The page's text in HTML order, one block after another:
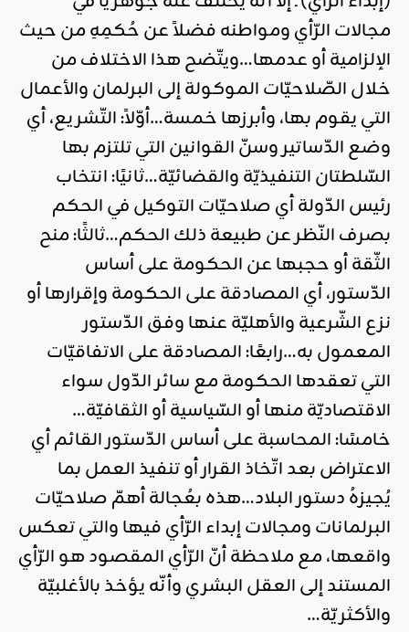
مجالات الرّأي ومواطنه فضلاً عن حُكمِهِ من حيث
الإلزامية أو عدمها…ويتّضح هذا الاختلاف من
خلال الصّلاحيّات الموكولة إلى البرلمان والأعمال
التي يقوم بها، وأبرزها خمسة…أوّلاً: التّشريع، أي
وضع الدّساتير وسنّ القوانين التي تلتزم بها
السّلطتان التنفيذيّة والقضائيّة…ثانيًا: انتخاب
رئيس الدّولة أي صلاحيّات التوكيل في الحكم
بصرف النّظر عن طبيعة ذلك الحكم…ثالثًا: منح
الثّقة أو حجبها عن الحكومة على أساس
الدّستور، أي المصادقة على الحكومة وإقرارها أو
نزع الشّرعية والأهليّة عنها وفق الدّستور
المعمول به…رابعًا: المصادقة على الاتفاقيّات
التي تعقدها الحكومة مع سائر الدّول سواء
الاقتصاديّة منها أو السّياسية أو الثقافيّة…
خامسًا: المحاسبة على أساس الدّستور القائم أي
الاعتراض بعد اتّخاذ القرار أو تنفيذ العمل بما
يُجيزهُ دستور البلاد…هذه بعُجالة أهمّ صلاحيّات
البرلمانات ومجالات إبداء الرّأي فيها والتي تعكس
واقعها، مع ملاحظة أنّ الرّأي المقصود هو الرّأي
المستند إلى العقل البشري وأنّه يؤخذ بالأغلبيّة
والأكثريّة…